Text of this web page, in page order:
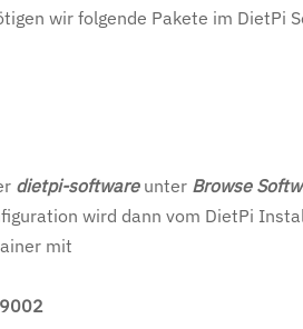
wir folgende Pakete im DietPi
dietpi-softwareunter Browse
wird dann vom DietPi
mit